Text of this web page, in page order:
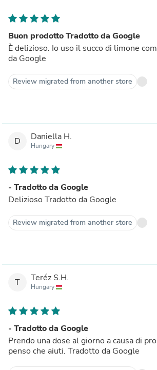
Buon prodotto Tradotto da Google
È delizioso. Io uso il succo di limone
da Google
Review migrated from another store
D Daniella H.
Hungary
- Tradotto da Google
Delizioso Tradotto da Google
Review migrated from another store
T Teréz S.H.
Hungary
- Tradotto da Google
Prendo una dose al giorno a causa di
penso che aiuti. Tradotto da Google